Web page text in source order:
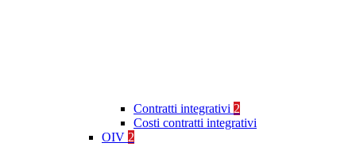
Contratti integrativi 2
Costi contratti integrativi
OIV 2